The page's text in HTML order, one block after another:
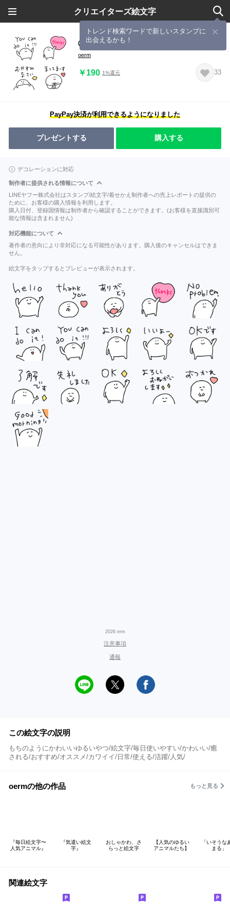
クリエイターズ絵文字
トレンド検索ワードで新しいスタンプに
出会えるかも！
◯ゆるっともち◯
oerm
￥190 1%還元 33
PayPay決済が利用できるようになりました
プレゼントする 購入する
デコレーションに対応
制作者に提供される情報について
LINEヤフー株式会社はスタンプ/絵文字/着せかえ制作者への売上レポートの提供の
ために、お客様の購入情報を利用します。
購入日付、登録国情報は制作者から確認することができます。(お客様を直接識別可
能な情報は含まれません)
対応機能について
著作者の意向により非対応になる可能性があります。購入後のキャンセルはできま
せん。
絵文字をタップするとプレビューが表示されます。
2026 erm
注意事項
通報
この絵文字の説明
もちのようにかわいいゆるいやつ/絵文字/毎日使いやすい/かわいい/癒
される/おすすめ/オススメ/カワイイ/日常/使える/活躍/人気/
oermの他の作品 もっと見る
『毎日絵文字〜
人気アニマル』
『気遣い絵文
字』
おしゃかわ、さ
らっと絵文字
【人気のゆるい
アニマルたち】
「いそうな
まる」
関連絵文字